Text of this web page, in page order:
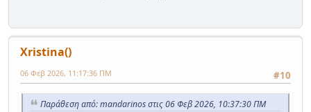
Xristina()
#10
06 Φεβ 2026, 11:17:36 ΠΜ
Παράθεση από: mandarinos στις 06 Φεβ 2026, 10:37:30 ΠΜ